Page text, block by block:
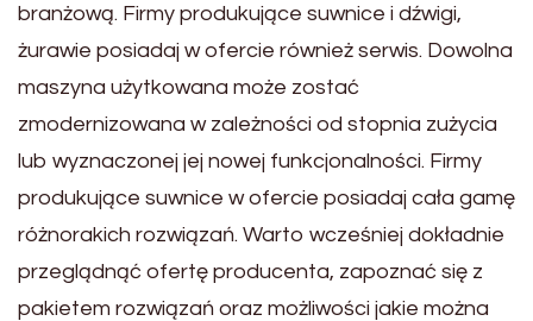
branżową. Firmy produkujące suwnice i dźwigi,
żurawie posiadaj w ofercie również serwis. Dowolna
maszyna użytkowana może zostać
zmodernizowana w zależności od stopnia zużycia
lub wyznaczonej jej nowej funkcjonalności. Firmy
produkujące suwnice w ofercie posiadaj cała gamę
różnorakich rozwiązań. Warto wcześniej dokładnie
przeglądnąć ofertę producenta, zapoznać się z
pakietem rozwiązań oraz możliwości jakie można